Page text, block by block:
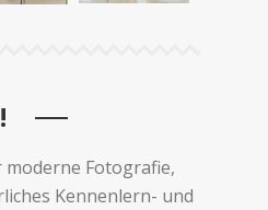
Fotografie,
Kennenlern- und